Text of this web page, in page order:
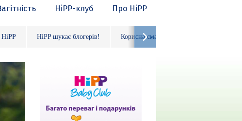
HiPP-клуб Про HiPP
HiPP HiPP шукає блогерів! Корисна смакота